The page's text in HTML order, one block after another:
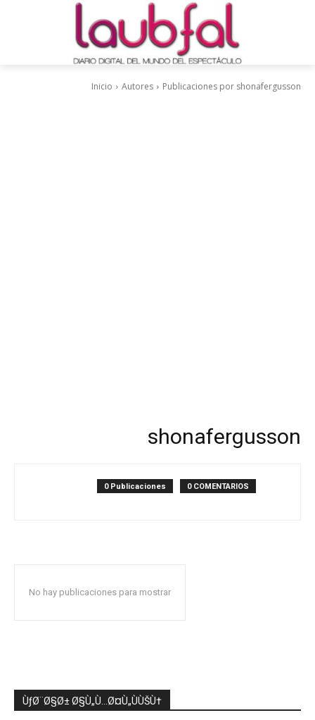
Inicio Autores Publicaciones por shonafergusson
shonafergusson
0 Publicaciones 0 COMENTARIOS
No hay publicaciones para mostrar
ÙƒØ¨Ø§Ø± Ø§Ù„Ù…Ø¤Ù„ÙÙŠÙ†